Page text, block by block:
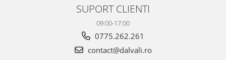
SUPORT CLIENTI
09:00-17:00
0775.262.261
contact@dalvali.ro